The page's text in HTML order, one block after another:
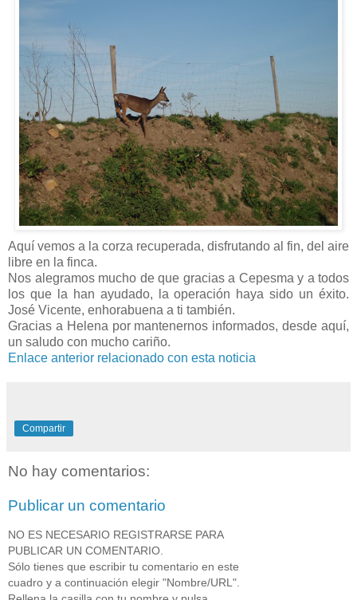
Aquí vemos a la corza recuperada, disfrutando al fin, del aire
libre en la finca.
Nos alegramos mucho de que gracias a Cepesma y a todos
los que la han ayudado, la operación haya sido un éxito.
José Vicente, enhorabuena a ti también.
Gracias a Helena por mantenernos informados, desde aquí,
un saludo con mucho cariño.
Enlace anterior relacionado con esta noticia
Compartir
No hay comentarios:
Publicar un comentario
NO ES NECESARIO REGISTRARSE PARA
PUBLICAR UN COMENTARIO.
Sólo tienes que escribir tu comentario en este
cuadro y a continuación elegir "Nombre/URL".